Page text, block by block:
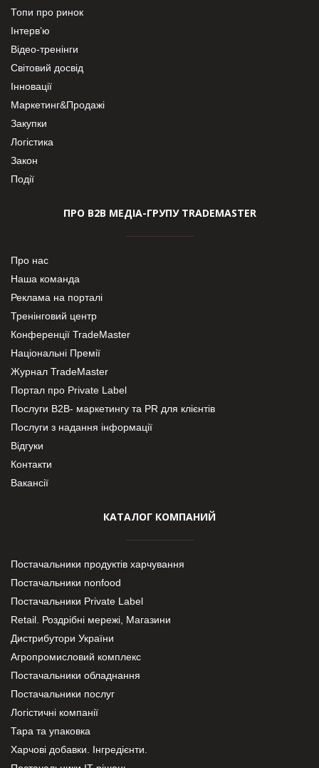
Топи про ринок
Інтерв’ю
Відео-тренінги
Світовий досвід
Інновації
Маркетинг&Продажі
Закупки
Логістика
Закон
Події
ПРО В2В МЕДІА-ГРУПУ TRADEMASTER
Про нас
Наша команда
Реклама на порталі
Тренінговий центр
Конференції TradeMaster
Національні Премії
Журнал TradeMaster
Портал про Private Label
Послуги В2В- маркетингу та PR для клієнтів
Послуги з надання інформації
Відгуки
Контакти
Вакансії
КАТАЛОГ КОМПАНИЙ
Постачальники продуктів харчування
Постачальники nonfood
Постачальники Private Label
Retail. Роздрібні мережі, Магазини
Дистрибутори України
Агропромисловий комплекс
Постачальники обладнання
Постачальники послуг
Логістичні компанії
Тара та упаковка
Харчові добавки. Інгредієнти.